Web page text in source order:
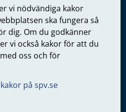
vi nödvändiga kakor
ska fungera så
dig. Om du godkänner
vi också kakor för att du
oss och för
på spv.se
tjänstepension från statlig